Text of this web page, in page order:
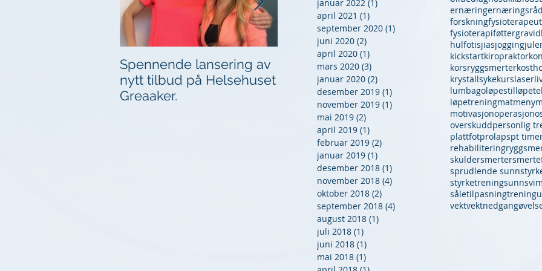
januar 2022 (1)
april 2021 (1)
september 2020 (1)
juni 2020 (2)
april 2020 (1)
mars 2020 (3)
januar 2020 (2)
desember 2019 (1)
november 2019 (1)
mai 2019 (2)
april 2019 (1)
februar 2019 (2)
januar 2019 (1)
desember 2018 (1)
november 2018 (4)
oktober 2018 (2)
september 2018 (4)
august 2018 (1)
juli 2018 (1)
juni 2018 (1)
mai 2018 (1)
ernæring
forskningfysioterapeut
fysioterapiføttergravid
hulfotisjiasjogging
kickstartkiropraktor
korsryggsmerter
krystallsykekurslaser
lumbagoløpestil
løpetreningmatmeny
motivasjonoperasjon
overskuddpersonlig
plattfotprolapspt
rehabilitering
skuldersmerter
sprudlende sunn
styrketreningsunn
såletilpasningtrening
vektvektnedgang
Spennende lansering av
nytt tilbud på Helsehuset
Greaaker.
Vektnedgang og trening
- Et eksempel på godt
samarbeid
Vi kan rygg!